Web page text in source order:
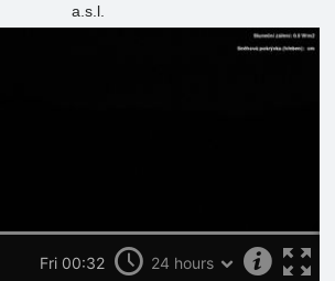
a.s.l.